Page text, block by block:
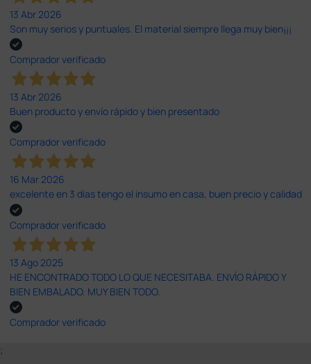
13 Abr 2026
Son muy serios y puntuales. El material siempre llega muy bien¡¡¡
Comprador verificado
13 Abr 2026
Buen producto y envío rápido y bien presentado
Comprador verificado
16 Mar 2026
excelente en 3 días tengo el insumo en casa, buen precio y calidad
Comprador verificado
13 Ago 2025
HE ENCONTRADO TODO LO QUE NECESITABA. ENVÍO RÁPIDO Y
BIEN EMBALADO. MUY BIEN TODO.
Comprador verificado
;